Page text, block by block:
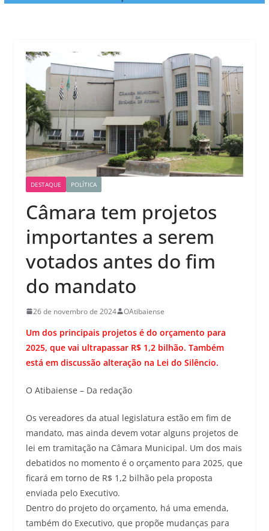
DESTAQUE POLÍTICA
Câmara tem projetos
importantes a serem
votados antes do fim
do mandato
26 de novembro de 2024 OAtibaiense
Um dos principais projetos é do orçamento para
2025, que vai ultrapassar R$ 1,2 bilhão. Também
está em discussão alteração na Lei do Silêncio.
O Atibaiense – Da redação
Os vereadores da atual legislatura estão em fim de
mandato, mas ainda devem votar alguns projetos de
lei em tramitação na Câmara Municipal. Um dos mais
debatidos no momento é o orçamento para 2025, que
ficará em torno de R$ 1,2 bilhão pela proposta
enviada pelo Executivo.
Dentro do projeto do orçamento, há uma emenda,
também do Executivo, que propõe mudanças para